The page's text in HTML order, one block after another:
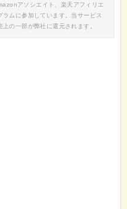
アソシエイト、楽天アフィリエ
ムに参加しています。当サービス
の一部が弊社に還元されます。